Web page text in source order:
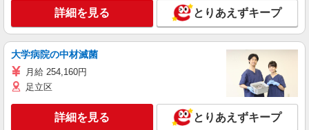
詳細を見る とりあえずキープ
大学病院の中材滅菌
月給 254,160円
足立区
詳細を見る とりあえずキープ